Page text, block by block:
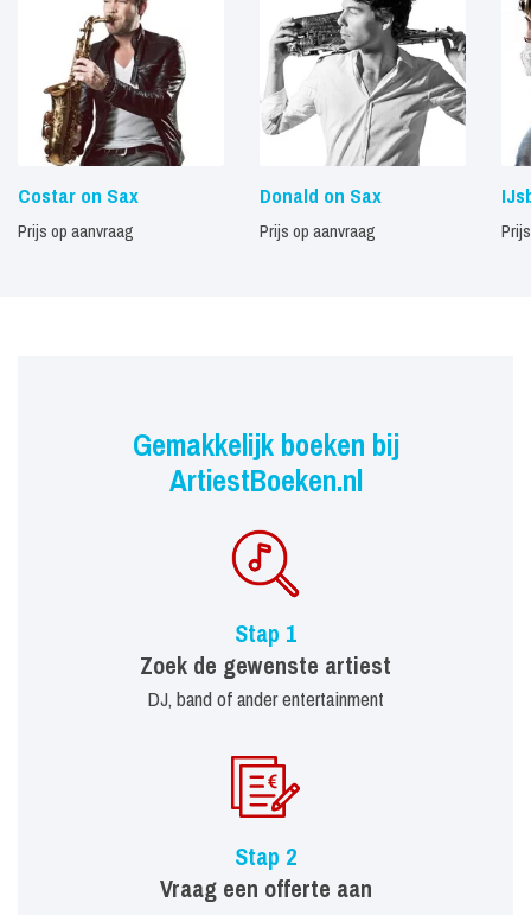
Costar on Sax
Prijs op aanvraag
Donald on Sax
Prijs op aanvraag
Gemakkelijk boeken bij
ArtiestBoeken.nl
Stap 1
Zoek de gewenste artiest
DJ, band of ander entertainment
Stap 2
Vraag een offerte aan